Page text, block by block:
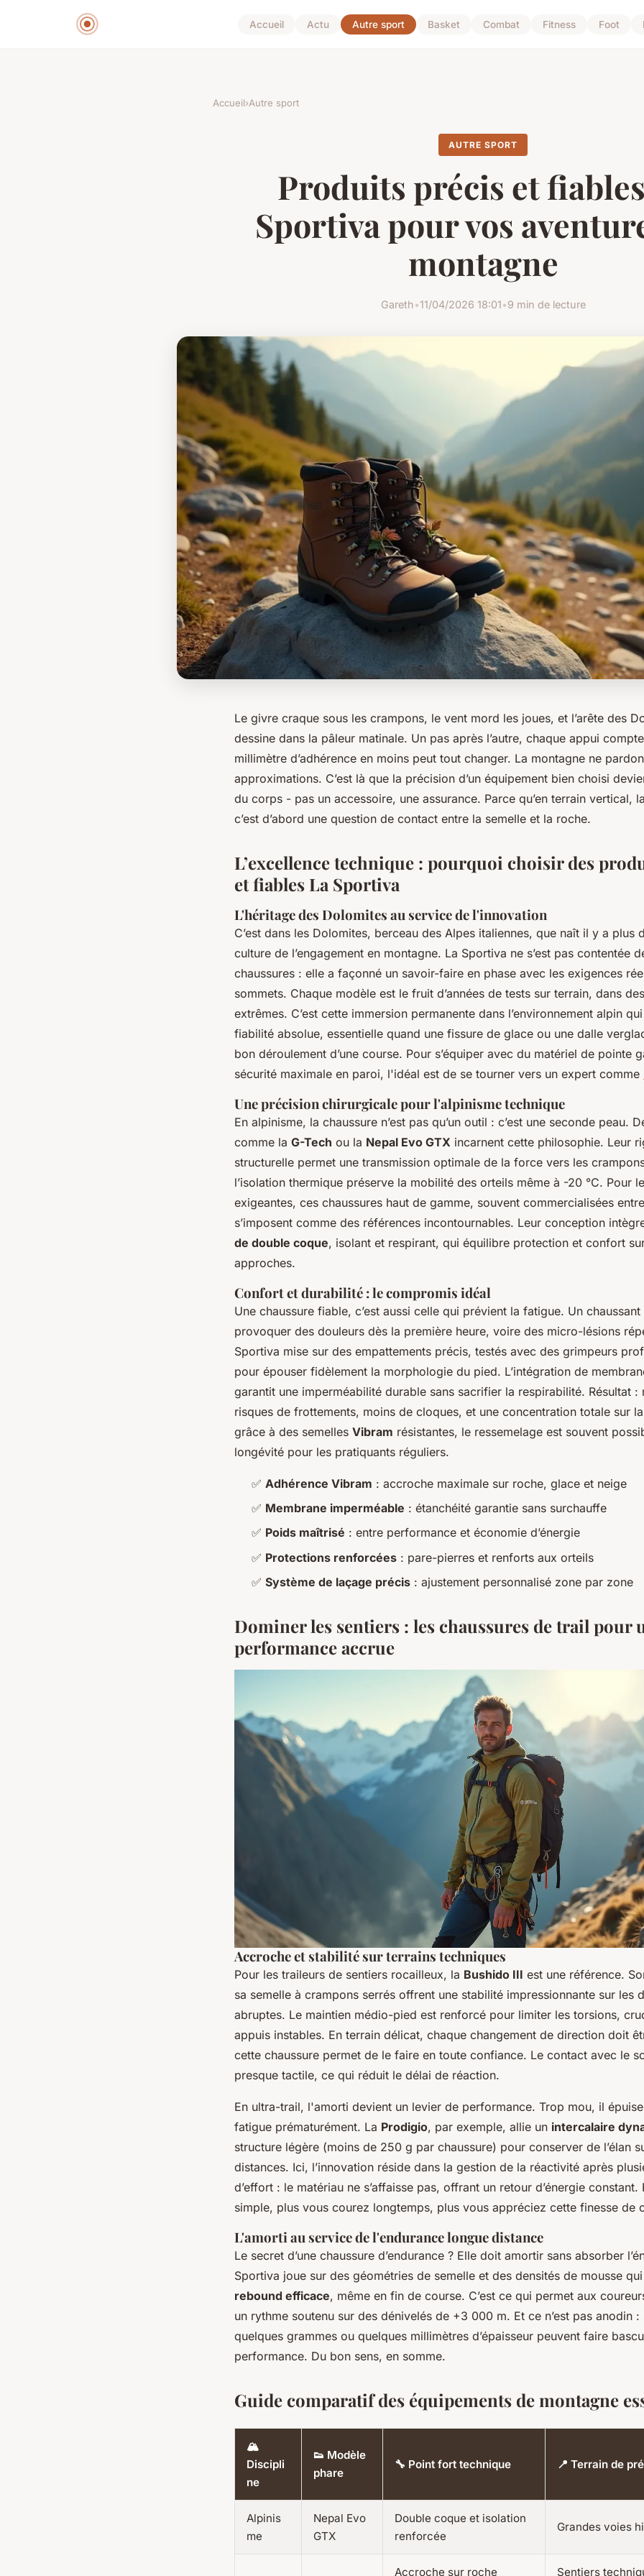
Accueil Actu Autre sport Basket Combat Fitness Foot
Accueil›Autre sport
AUTRE SPORT
Produits précis et
Sportiva pour vos
montagne
Gareth•11/04/2026 18:01•9 min de lecture
Le givre craque sous les crampons, le vent mord les joues, et l’arête des
dessine dans la pâleur matinale. Un pas après l’autre, chaque appui
millimètre d’adhérence en moins peut tout changer. La montagne ne
approximations. C’est là que la précision d’un équipement bien choisi
du corps - pas un accessoire, une assurance. Parce qu’en terrain vertical,
c’est d’abord une question de contact entre la semelle et la roche.
L’excellence technique : pourquoi choisir des
et fiables La Sportiva
L'héritage des Dolomites au service de l'innovation
C’est dans les Dolomites, berceau des Alpes italiennes, que naît il y a plus
culture de l’engagement en montagne. La Sportiva ne s’est pas contentée
chaussures : elle a façonné un savoir-faire en phase avec les exigences
sommets. Chaque modèle est le fruit d’années de tests sur terrain, dans
extrêmes. C’est cette immersion permanente dans l’environnement alpin
fiabilité absolue, essentielle quand une fissure de glace ou une dalle
bon déroulement d’une course. Pour s’équiper avec du matériel de pointe
sécurité maximale en paroi, l'idéal est de se tourner vers un expert comme
Une précision chirurgicale pour l'alpinisme technique
En alpinisme, la chaussure n’est pas qu’un outil : c’est une seconde peau.
comme la G-Tech ou la Nepal Evo GTX incarnent cette philosophie. Leur
structurelle permet une transmission optimale de la force vers les
l’isolation thermique préserve la mobilité des orteils même à -20 °C. Pour
exigeantes, ces chaussures haut de gamme, souvent commercialisées
s’imposent comme des références incontournables. Leur conception
de double coque, isolant et respirant, qui équilibre protection et confort
approches.
Confort et durabilité : le compromis idéal
Une chaussure fiable, c’est aussi celle qui prévient la fatigue. Un
provoquer des douleurs dès la première heure, voire des micro-lésions
Sportiva mise sur des empattements précis, testés avec des grimpeurs
pour épouser fidèlement la morphologie du pied. L’intégration de
garantit une imperméabilité durable sans sacrifier la respirabilité. Résultat :
risques de frottements, moins de cloques, et une concentration totale sur
grâce à des semelles Vibram résistantes, le ressemelage est souvent
longévité pour les pratiquants réguliers.
✅ Adhérence Vibram : accroche maximale sur roche, glace et neige
✅ Membrane imperméable : étanchéité garantie sans surchauffe
✅ Poids maîtrisé : entre performance et économie d’énergie
✅ Protections renforcées : pare-pierres et renforts aux orteils
✅ Système de laçage précis : ajustement personnalisé zone par zone
Dominer les sentiers : les chaussures de trail pour
performance accrue
Accroche et stabilité sur terrains techniques
Pour les traileurs de sentiers rocailleux, la Bushido III est une référence.
sa semelle à crampons serrés offrent une stabilité impressionnante sur les
abruptes. Le maintien médio-pied est renforcé pour limiter les torsions,
appuis instables. En terrain délicat, chaque changement de direction doit
cette chaussure permet de le faire en toute confiance. Le contact avec le
presque tactile, ce qui réduit le délai de réaction.
En ultra-trail, l'amorti devient un levier de performance. Trop mou, il
fatigue prématurément. La Prodigio, par exemple, allie un intercalaire
structure légère (moins de 250 g par chaussure) pour conserver de l’élan
distances. Ici, l’innovation réside dans la gestion de la réactivité après
d’effort : le matériau ne s’affaisse pas, offrant un retour d’énergie constant.
simple, plus vous courez longtemps, plus vous appréciez cette finesse de
L'amorti au service de l'endurance longue distance
Le secret d’une chaussure d’endurance ? Elle doit amortir sans absorber
Sportiva joue sur des géométries de semelle et des densités de mousse
rebound efficace, même en fin de course. C’est ce qui permet aux
un rythme soutenu sur des dénivelés de +3 000 m. Et ce n’est pas anodin
quelques grammes ou quelques millimètres d’épaisseur peuvent faire
performance. Du bon sens, en somme.
Guide comparatif des équipements de montagne
🏔️
Discipli
ne
👟 Modèle
phare
🔧 Point fort technique 📍 Terrain de
Alpinis
me
Nepal Evo
GTX
Double coque et isolation
renforcée
Grandes voies
Accroche sur roche Sentiers